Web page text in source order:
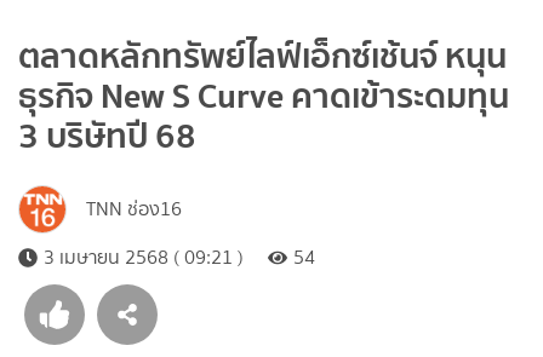
ตลาดหลักทรัพย์ไลฟ์เอ็กซ์เช้นจ์ หนุน
ธุรกิจ New S Curve คาดเข้าระดมทุน
3 บริษัทปี 68
TNN ช่อง16
3 เมษายน 2568 ( 09:21 )
54